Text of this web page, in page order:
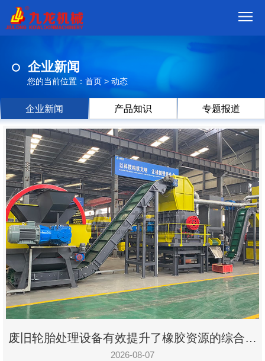
品
视
频
现
场
方
案
动
态
联
系
郑
州
市
九
企业新闻
您的当前位置： 首页 > 动态
企业新闻 产品知识 专题报道
废旧轮胎处理设备有效提升了橡胶资源的综合利
用率
2026-08-07